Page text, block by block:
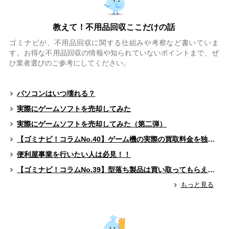
教えて！不用品回収ここだけの話
ゴミナビが、不用品回収に関する仕組みや考察など書いていま
す。お得な不用品回収の情報や知られていないポイントまで、ぜ
ひ業者選びのご参考にしてください。
パソコンはいつ壊れる？
実際にゲームソフトを売却してみた
実際にゲームソフトを売却してみた（第二弾）
【ゴミナビ！コラムNo.40】ゲーム機の実際の買取料金を独自調査！！
便利屋事業を行いたい人は必見！！
【ゴミナビ！コラムNo.39】型落ち製品は買い取ってもらえる？（ゲームソフト編）
もっと見る